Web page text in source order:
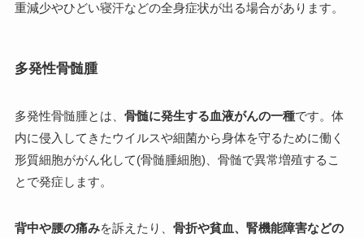
重減少やひどい寝汗などの全身症状が出る場合があります。
多発性骨髄腫
多発性骨髄腫とは、 骨髄に発生する血液がんの一種です。体
内に侵入してきたウイルスや細菌から身体を守るために働く
形質細胞ががん化して(骨髄腫細胞)、骨髄で異常増殖するこ
とで発症します。
背中や腰の痛みを訴えたり、 骨折や貧血、腎機能障害などの